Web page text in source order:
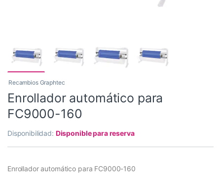
Recambios Graphtec
Enrollador automático para
FC9000-160
Disponibilidad: Disponible para reserva
Enrollador automático para FC9000-160